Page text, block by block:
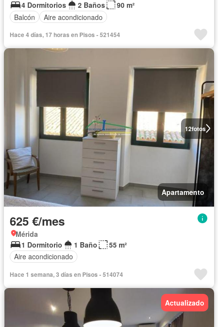
4 Dormitorios
2 Baños
90 m²
Balcón
Aire acondicionado
Hace 4 días, 17 horas en Pisos - 521454
12fotos
Apartamento
625 €/mes
Mérida
1 Dormitorio
1 Baño
55 m²
Aire acondicionado
Hace 1 semana, 3 días en Pisos - 514074
Actualizado